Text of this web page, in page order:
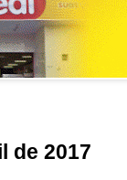
de 2017